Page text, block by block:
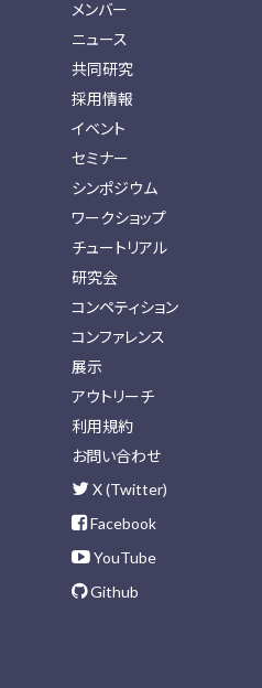
メンバー
ニュース
共同研究
採用情報
イベント
セミナー
シンポジウム
ワークショップ
チュートリアル
研究会
コンペティション
コンファレンス
展示
アウトリーチ
利用規約
お問い合わせ
X (Twitter)
Facebook
YouTube
Github